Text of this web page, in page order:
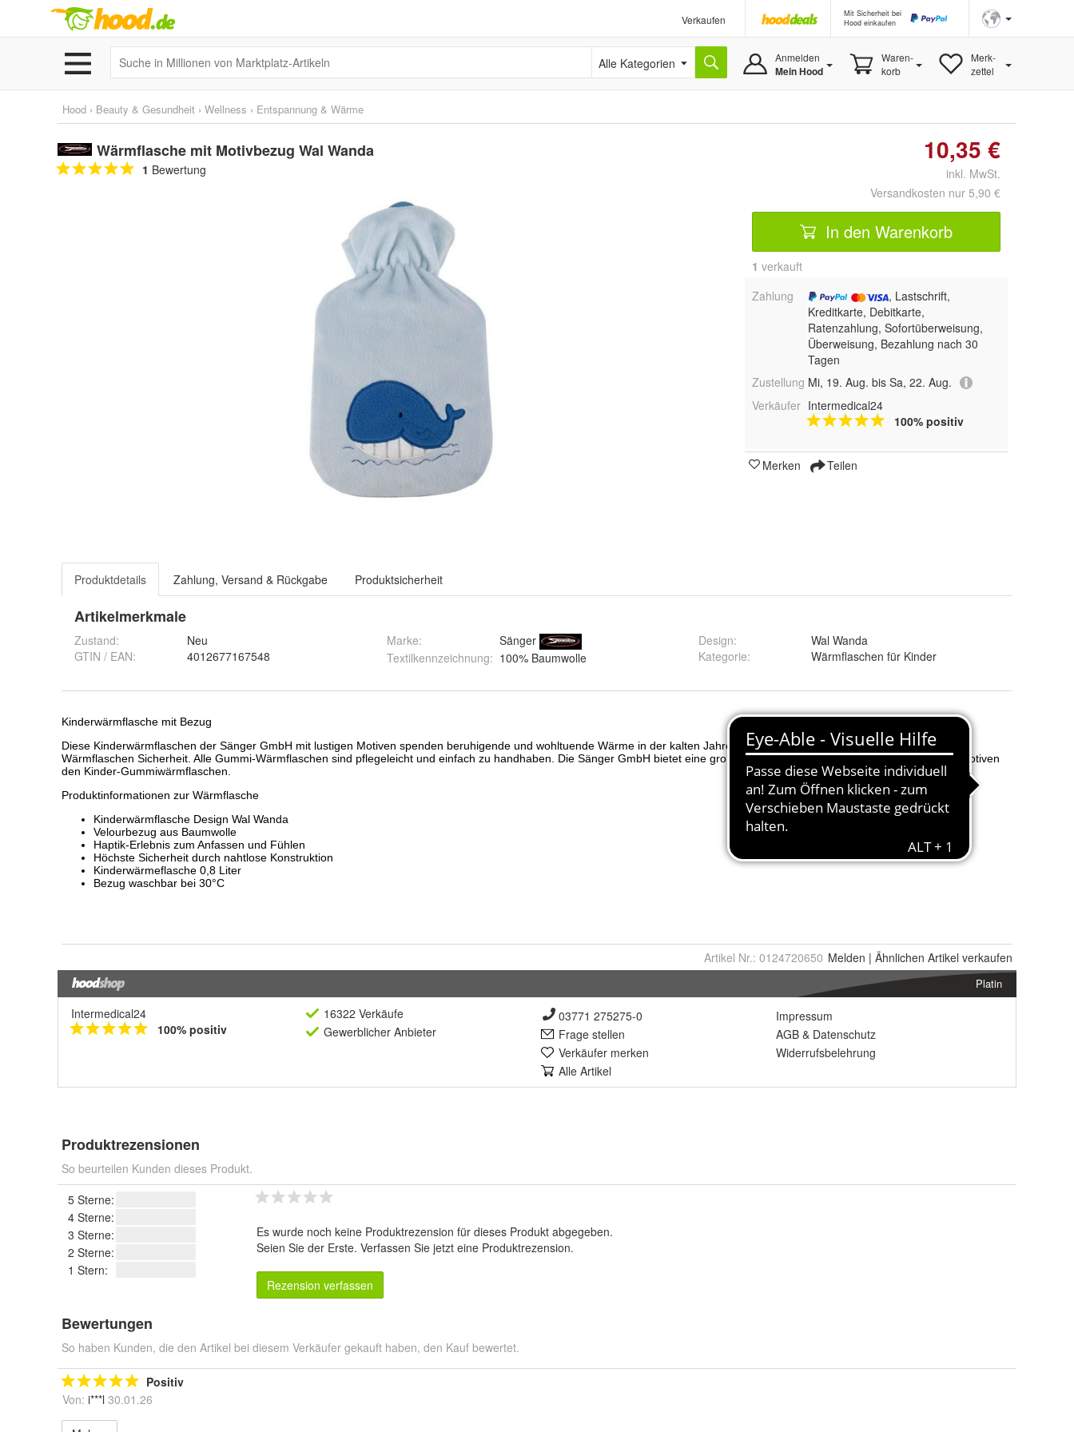
Verkaufen
Mit Sicherheit bei
Hood einkaufen
Alle Kategorien Anmelden
Mein Hood
Waren-
korb
Merk-
zettel
Hood › Beauty & Gesundheit › Wellness › Entspannung & Wärme
Wärmflasche mit Motivbezug Wal Wanda
1 Bewertung
10,35 €
inkl. MwSt.
Versandkosten nur 5,90 €
In den Warenkorb
1 verkauft
Zahlung
, Lastschrift,
Kreditkarte, Debitkarte,
Ratenzahlung, Sofortüberweisung,
Überweisung, Bezahlung nach 30
Tagen
Zustellung Mi, 19. Aug. bis Sa, 22. Aug.
Verkäufer Intermedical24
100% positiv
Merken Teilen
Produktdetails Zahlung, Versand & Rückgabe Produktsicherheit
Artikelmerkmale
Zustand:
Neu
GTIN / EAN:
4012677167548
Marke:
Sänger
Textilkennzeichnung: 100% Baumwolle
Design:
Wal Wanda
Kategorie: Wärmflaschen für Kinder
Artikel Nr.: 0124720650 Melden | Ähnlichen Artikel verkaufen
Platin
Intermedical24
100% positiv
16322 Verkäufe
Gewerblicher Anbieter
03771 275275-0
Frage stellen
Verkäufer merken
Alle Artikel
Impressum
AGB & Datenschutz
Widerrufsbelehrung
Produktrezensionen
So beurteilen Kunden dieses Produkt.
5 Sterne:
4 Sterne:
3 Sterne:
2 Sterne:
1 Stern:
Es wurde noch keine Produktrezension für dieses Produkt abgegeben.
Seien Sie der Erste. Verfassen Sie jetzt eine Produktrezension.
Rezension verfassen
Bewertungen
So haben Kunden, die den Artikel bei diesem Verkäufer gekauft haben, den Kauf bewertet.
Positiv
Von: i***l 30.01.26